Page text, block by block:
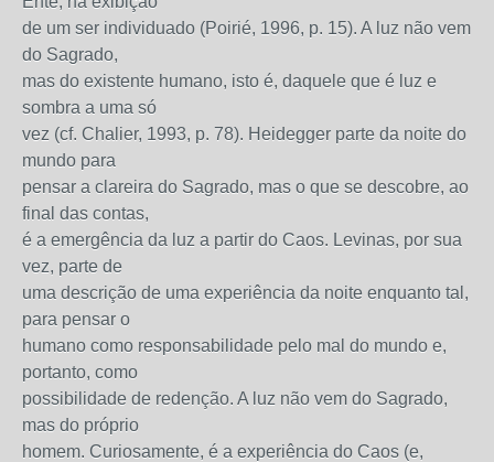
de um ser individuado (Poirié, 1996, p. 15). A luz não vem
do Sagrado,
mas do existente humano, isto é, daquele que é luz e
sombra a uma só
vez (cf. Chalier, 1993, p. 78). Heidegger parte da noite do
mundo para
pensar a clareira do Sagrado, mas o que se descobre, ao
final das contas,
é a emergência da luz a partir do Caos. Levinas, por sua
vez, parte de
uma descrição de uma experiência da noite enquanto tal,
para pensar o
humano como responsabilidade pelo mal do mundo e,
portanto, como
possibilidade de redenção. A luz não vem do Sagrado,
mas do próprio
homem. Curiosamente, é a experiência do Caos (e,